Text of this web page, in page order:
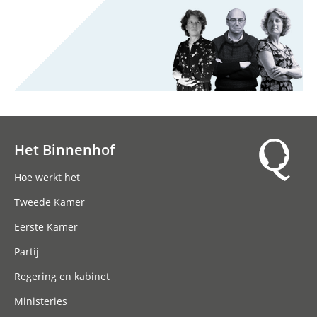
Het Binnenhof
Hoe werkt het
Tweede Kamer
Eerste Kamer
Partij
Regering en kabinet
Ministeries